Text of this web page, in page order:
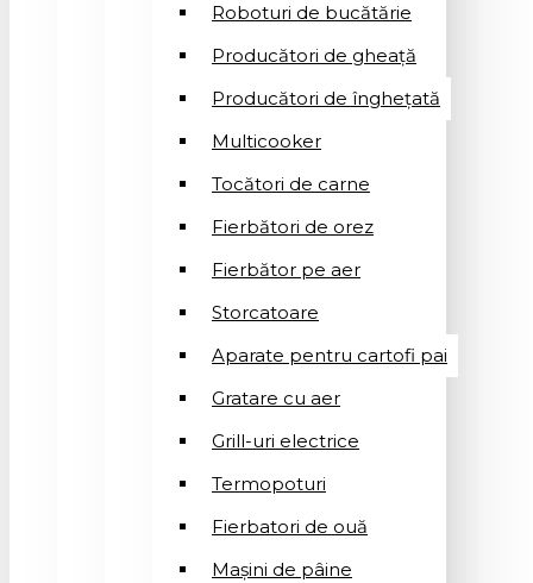
Roboturi de bucătărie
Producători de gheață
Producători de înghețată
Multicooker
Tocători de carne
Fierbători de orez
Fierbător pe aer
Storcatoare
Aparate pentru cartofi pai
Gratare cu aer
Grill-uri electrice
Termopoturi
Fierbatori de ouă
Mașini de pâine